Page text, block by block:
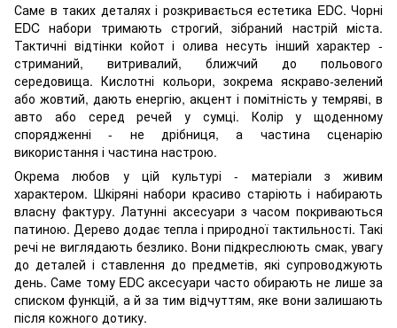
Саме в таких деталях і розкривається естетика EDC. Чорні
EDC набори тримають строгий, зібраний настрій міста.
Тактичні відтінки койот і олива несуть інший характер -
стриманий, витривалий, ближчий до польового
середовища. Кислотні кольори, зокрема яскраво-зелений
або жовтий, дають енергію, акцент і помітність у темряві, в
авто або серед речей у сумці. Колір у щоденному
спорядженні - не дрібниця, а частина сценарію
використання і частина настрою.
Окрема любов у цій культурі - матеріали з живим
характером. Шкіряні набори красиво старіють і набирають
власну фактуру. Латунні аксесуари з часом покриваються
патиною. Дерево додає тепла і природної тактильності. Такі
речі не виглядають безлико. Вони підкреслюють смак, увагу
до деталей і ставлення до предметів, які супроводжують
день. Саме тому EDC аксесуари часто обирають не лише за
списком функцій, а й за тим відчуттям, яке вони залишають
після кожного дотику.